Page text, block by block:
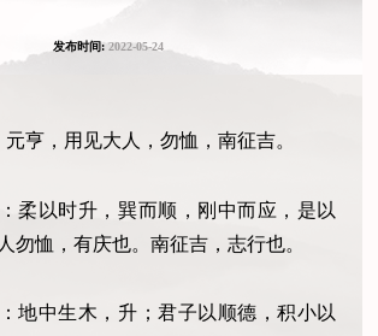
发布时间:2022-05-24
元亨，用见大人，勿恤，南征吉。
：柔以时升，巽而顺，刚中而应，是以
勿恤，有庆也。南征吉，志行也。
：地中生木，升；君子以顺德，积小以